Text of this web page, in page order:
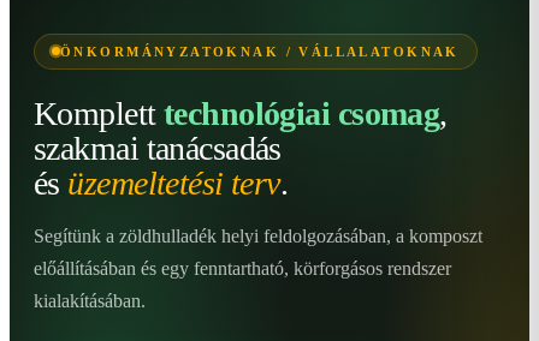
ÖNKORMÁNYZATOKNAK / VÁLLALATOKNAK
Kompletttechnológiai csomag,
szakmai tanácsadás
és üzemeltetési terv.
Segítünk a zöldhulladék helyi feldolgozásában, a komposzt
előállításában és egy fenntartható, körforgásos rendszer
kialakításában.